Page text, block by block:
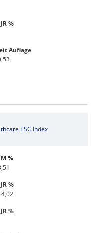
%
Auflage
ESG Index
%
%
%